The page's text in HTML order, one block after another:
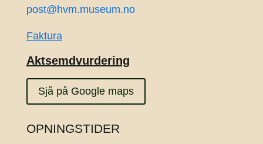
post@hvm.museum.no
Faktura
Aktsemdvurdering
Sjå på Google maps
OPNINGSTIDER